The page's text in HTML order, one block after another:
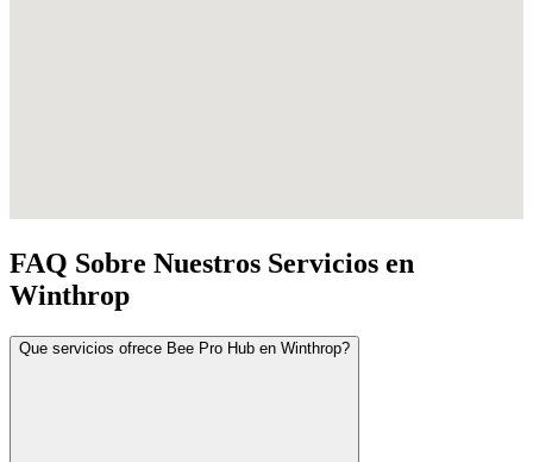
FAQ Sobre Nuestros Servicios en
Winthrop
Que servicios ofrece Bee Pro Hub en Winthrop?